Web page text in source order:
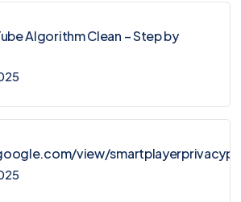
Algorithm Clean – Step by
view/